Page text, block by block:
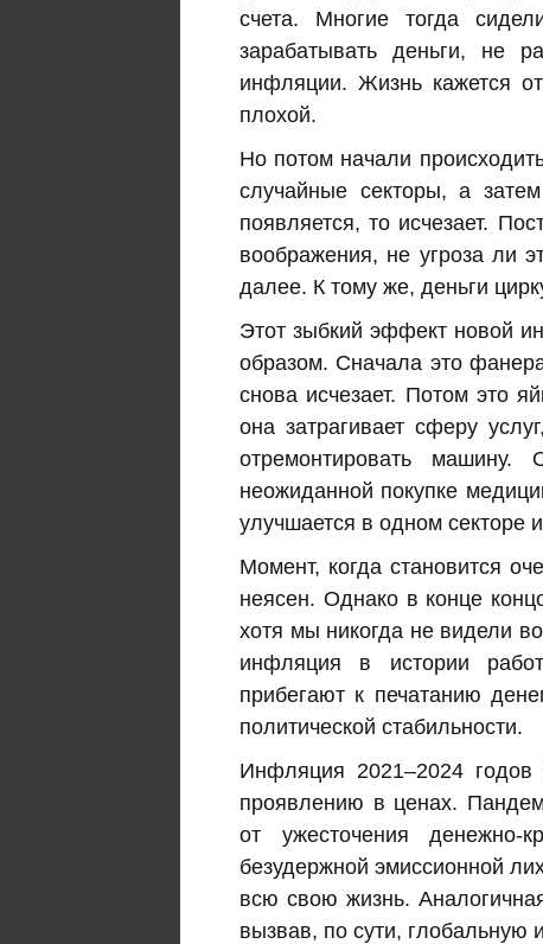
счета. Многие тогда
зарабатывать деньги, не
инфляции. Жизнь кажется
плохой.
Но потом начали
случайные секторы, а
появляется, то исчезает.
воображения, не угроза ли
далее. К тому же, деньги
Этот зыбкий эффект новой
образом. Сначала это
снова исчезает. Потом это
она затрагивает сферу
отремонтировать
неожиданной покупке
улучшается в одном секторе
Момент, когда становится
неясен. Однако в конце
хотя мы никогда не видели
инфляция в истории
прибегают к печатанию
политической стабильности.
Инфляция 2021–2024
проявлению в ценах.
от ужесточения денежно-
безудержной эмиссионной
всю свою жизнь.
вызвав, по сути, глобальную